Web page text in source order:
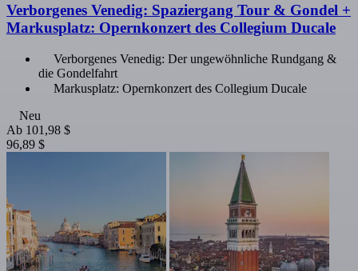
Verborgenes Venedig: Spaziergang Tour & Gondel +
Markusplatz: Opernkonzert des Collegium Ducale
Verborgenes Venedig: Der ungewöhnliche Rundgang &
die Gondelfahrt
Markusplatz: Opernkonzert des Collegium Ducale
Neu
Ab 101,98 $
96,89 $